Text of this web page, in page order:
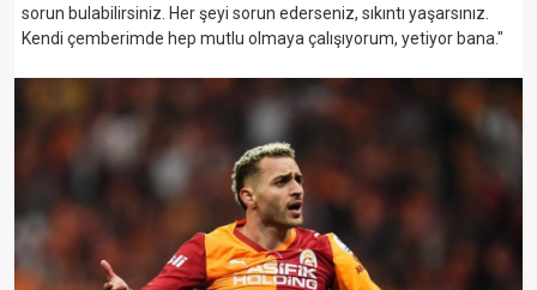
sorun bulabilirsiniz. Her şeyi sorun ederseniz, sıkıntı yaşarsınız.
Kendi çemberimde hep mutlu olmaya çalışıyorum, yetiyor bana."